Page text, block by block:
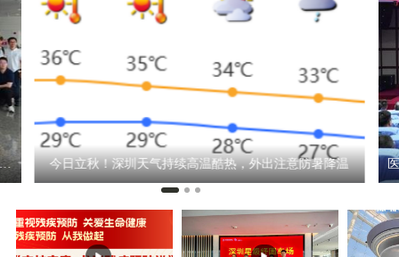
游深圳！深圳机场首发国际中转旅客城市游 今日立秋！深圳天气持续高温酷热，外出注意防暑降温